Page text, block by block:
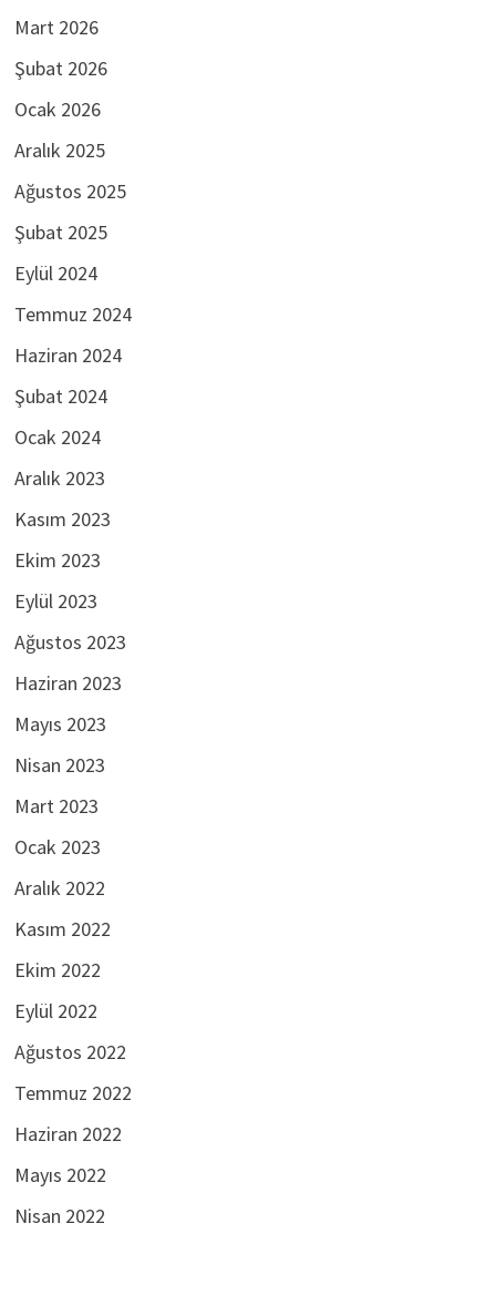
Mart 2026
Şubat 2026
Ocak 2026
Aralık 2025
Ağustos 2025
Şubat 2025
Eylül 2024
Temmuz 2024
Haziran 2024
Şubat 2024
Ocak 2024
Aralık 2023
Kasım 2023
Ekim 2023
Eylül 2023
Ağustos 2023
Haziran 2023
Mayıs 2023
Nisan 2023
Mart 2023
Ocak 2023
Aralık 2022
Kasım 2022
Ekim 2022
Eylül 2022
Ağustos 2022
Temmuz 2022
Haziran 2022
Mayıs 2022
Nisan 2022